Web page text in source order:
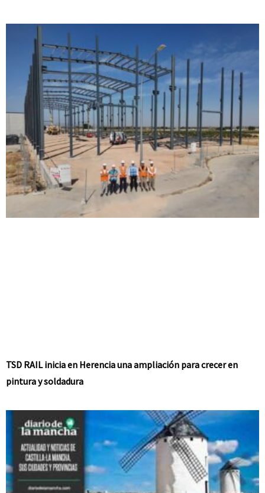
TSD RAIL inicia en Herencia una ampliación para crecer en
pintura y soldadura